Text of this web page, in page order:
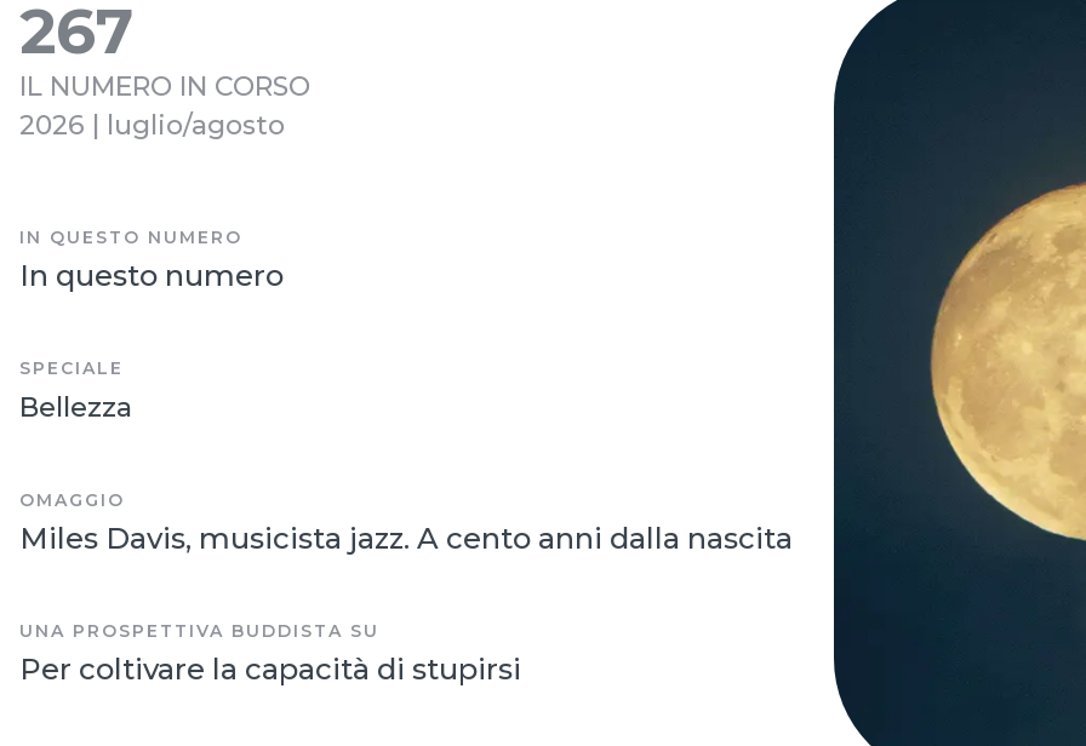
267
IL NUMERO IN CORSO
2026 | luglio/agosto
IN QUESTO NUMERO
In questo numero
SPECIALE
Bellezza
OMAGGIO
Miles Davis, musicista jazz. A cento anni dalla nascita
UNA PROSPETTIVA BUDDISTA SU
Per coltivare la capacità di stupirsi